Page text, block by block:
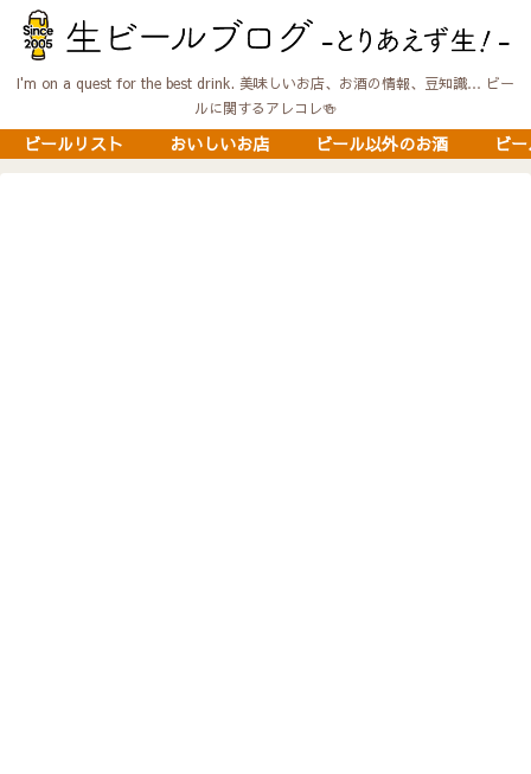
I'm on a quest for the best drink. 美味しいお店、お酒の情報、豆知識… ビー
ルに関するアレコレ🍻
ビールリスト おいしいお店 ビール以外のお酒 ビ